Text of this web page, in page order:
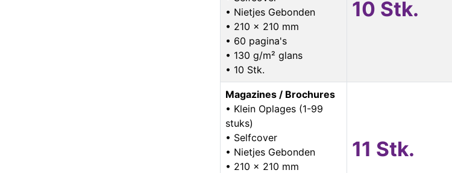
• Nietjes Gebonden
• 210 x 210 mm
• 60 pagina's
• 130 g/m² glans
• 10 Stk.
10 Stk.
Magazines / Brochures
• Klein Oplages (1-99
stuks)
• Selfcover
• Nietjes Gebonden
• 210 x 210 mm
11 Stk.